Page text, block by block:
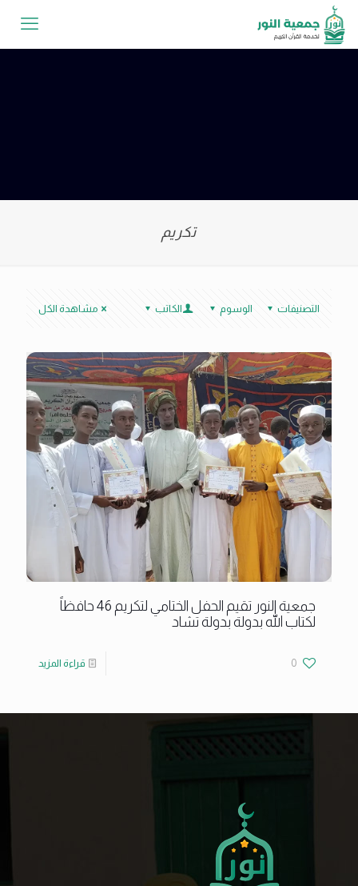
تكريم
التصنيفات الوسوم الكاتب مشاهدة الكل
جمعية النور تقيم الحفل الختامي لتكريم 46 حافظاً
لكتاب الله بدولة بدولة تشاد
0 قراءة المزيد